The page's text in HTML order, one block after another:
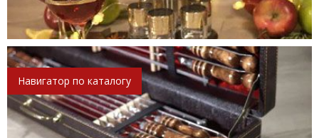
Навигатор по каталогу